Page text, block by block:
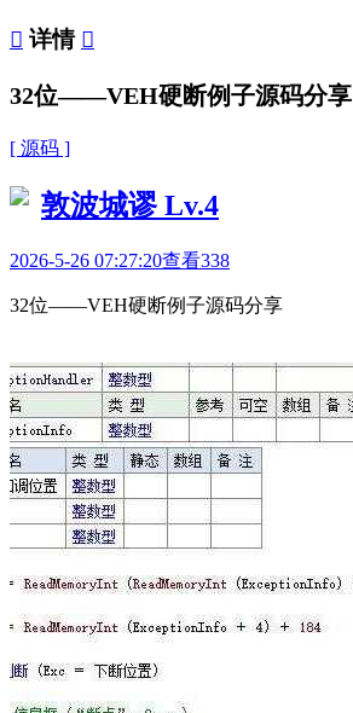
 详情 
32位——VEH硬断例子源码分享
[ 源码 ]
敦波城谬 Lv.4
2026-5-26 07:27:20查看338
32位——VEH硬断例子源码分享